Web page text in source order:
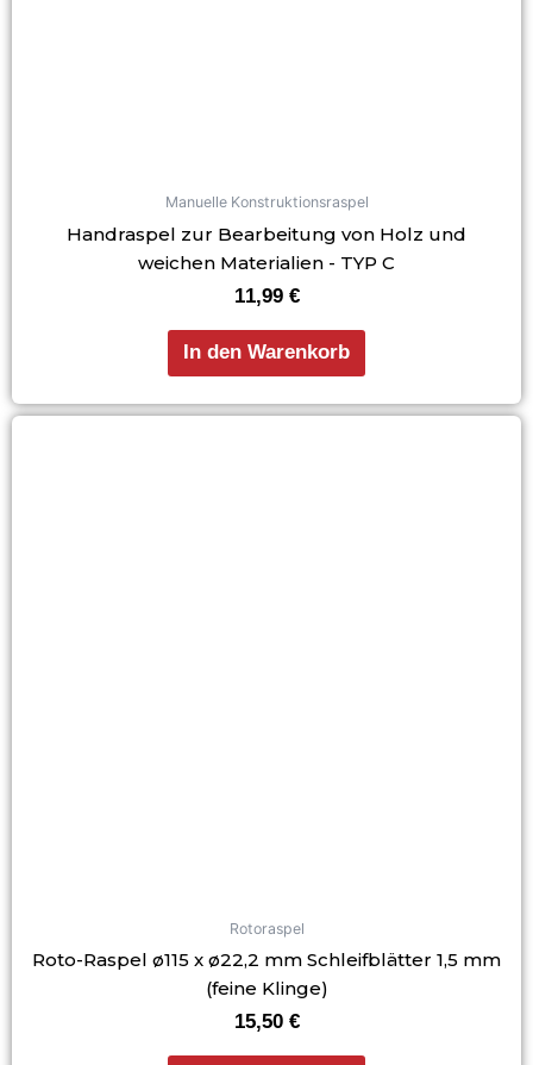
Manuelle Konstruktionsraspel
Handraspel zur Bearbeitung von Holz und
weichen Materialien - TYP C
11,99 €
In den Warenkorb
Rotoraspel
Roto-Raspel ø115 x ø22,2 mm Schleifblätter 1,5 mm
(feine Klinge)
15,50 €